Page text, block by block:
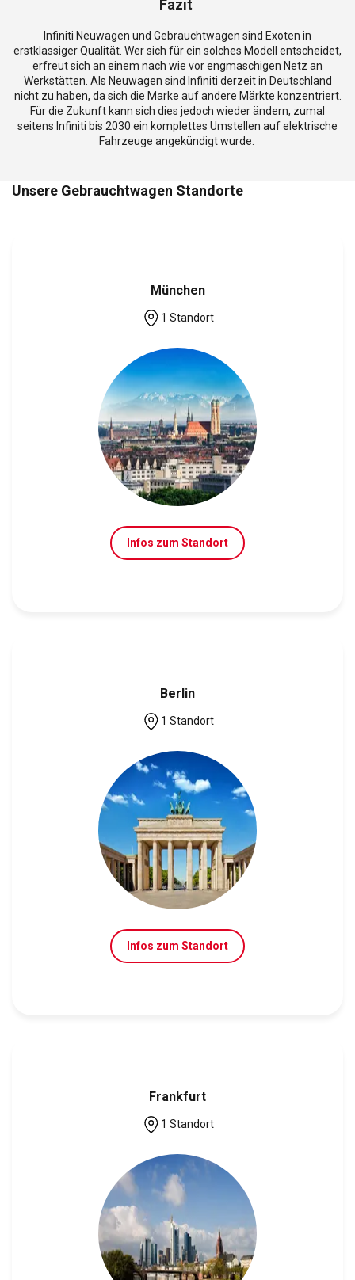
Fazit
Infiniti Neuwagen und Gebrauchtwagen sind Exoten in
erstklassiger Qualität. Wer sich für ein solches Modell entscheidet,
erfreut sich an einem nach wie vor engmaschigen Netz an
Werkstätten. Als Neuwagen sind Infiniti derzeit in Deutschland
nicht zu haben, da sich die Marke auf andere Märkte konzentriert.
Für die Zukunft kann sich dies jedoch wieder ändern, zumal
seitens Infiniti bis 2030 ein komplettes Umstellen auf elektrische
Fahrzeuge angekündigt wurde.
Unsere Gebrauchtwagen Standorte
München
1 Standort
Infos zum Standort
Berlin
1 Standort
Infos zum Standort
Frankfurt
1 Standort